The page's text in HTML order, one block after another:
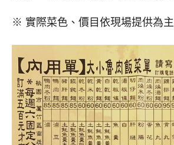
※ 實際菜色、價目依現場提供為主